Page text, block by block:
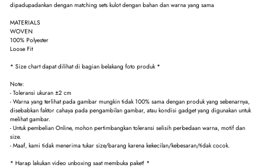
dipadupadankan dengan matching sets kulot dengan bahan dan warna yang sama
MATERIALS
WOVEN
100% Polyester
Loose Fit
* Size chart dapat dilihat di bagian belakang foto produk *
Note:
- Toleransi ukuran ±2 cm
- Warna yang terlihat pada gambar mungkin tidak 100% sama dengan produk yang sebenarnya,
disebabkan faktor cahaya pada pengambilan gambar, atau kondisi gadget yang digunakan untuk
melihat gambar.
- Untuk pembelian Online, mohon pertimbangkan toleransi selisih perbedaan warna, motif dan
size.
- Maaf, kami tidak menerima tukar size/barang karena kekecilan/kebesaran/tidak cocok.
* Harap lakukan video unboxing saat membuka paket! *